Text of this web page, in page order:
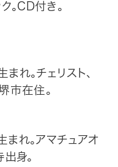
。CD付き。
れ。チェリスト、
市在住。
れ。アマチュアオ
身。